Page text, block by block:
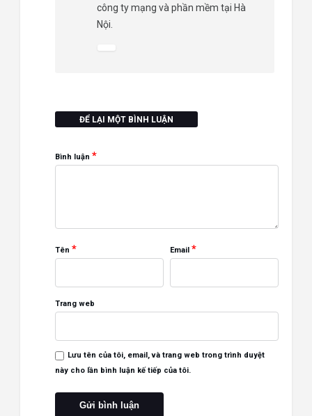
công ty mạng và phần mềm tại Hà
Nội.
ĐỂ LẠI MỘT BÌNH LUẬN
Bình luận *
Tên * Email *
Trang web
Lưu tên của tôi, email, và trang web trong trình duyệt
này cho lần bình luận kế tiếp của tôi.